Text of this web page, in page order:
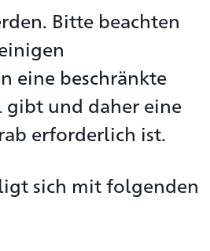
Bitte beachten
eine beschränkte
gibt und daher eine
erforderlich ist.
sich mit folgenden